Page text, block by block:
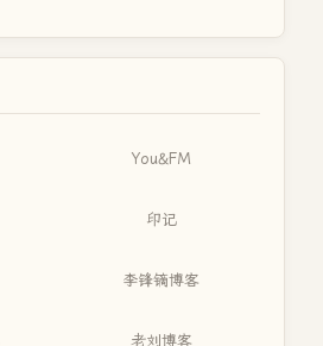
You&FM
印记
李锋镝博客
老刘博客